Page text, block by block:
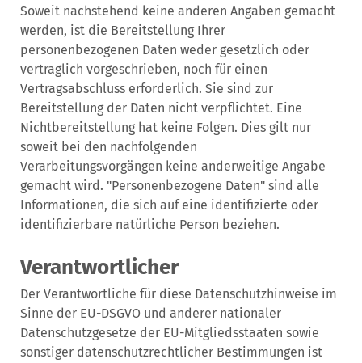
Soweit nachstehend keine anderen Angaben gemacht
werden, ist die Bereitstellung Ihrer
personenbezogenen Daten weder gesetzlich oder
vertraglich vorgeschrieben, noch für einen
Vertragsabschluss erforderlich. Sie sind zur
Bereitstellung der Daten nicht verpflichtet. Eine
Nichtbereitstellung hat keine Folgen. Dies gilt nur
soweit bei den nachfolgenden
Verarbeitungsvorgängen keine anderweitige Angabe
gemacht wird. "Personenbezogene Daten" sind alle
Informationen, die sich auf eine identifizierte oder
identifizierbare natürliche Person beziehen.
Verantwortlicher
Der Verantwortliche für diese Datenschutzhinweise im
Sinne der EU-DSGVO und anderer nationaler
Datenschutzgesetze der EU-Mitgliedsstaaten sowie
sonstiger datenschutzrechtlicher Bestimmungen ist